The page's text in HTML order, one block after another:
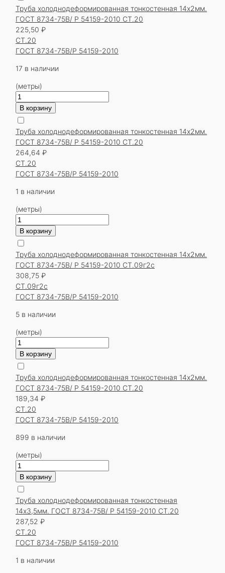
холоднодеформированная
тонкостенная
14х2,5мм.
ГОСТ
8734-
Р
2010
СТ.20
Труба холоднодеформированная тонкостенная 14х2мм.
ГОСТ 8734-75В/ Р 54159-2010 СТ.20
225,50 ₽
СТ.20
ГОСТ 8734-75В/Р 54159-2010
17 в наличии
(метры)
Количество
товара
Труба
холоднодеформированная
тонкостенная
14х2мм.
ГОСТ
8734-
Р
2010
СТ.20
В корзину
Труба холоднодеформированная тонкостенная 14х2мм.
ГОСТ 8734-75В/ Р 54159-2010 СТ.20
264,64 ₽
СТ.20
ГОСТ 8734-75В/Р 54159-2010
1 в наличии
(метры)
Количество
товара
Труба
холоднодеформированная
тонкостенная
14х2мм.
ГОСТ
8734-
Р
2010
СТ.20
В корзину
Труба холоднодеформированная тонкостенная 14х2мм.
ГОСТ 8734-75В/ Р 54159-2010 СТ.09г2с
308,75 ₽
СТ.09г2с
ГОСТ 8734-75В/Р 54159-2010
5 в наличии
(метры)
Количество
товара
Труба
холоднодеформированная
тонкостенная
14х2мм.
ГОСТ
8734-
Р
2010
СТ.09г2с
В корзину
Труба холоднодеформированная тонкостенная 14х2мм.
ГОСТ 8734-75В/ Р 54159-2010 СТ.20
189,34 ₽
СТ.20
ГОСТ 8734-75В/Р 54159-2010
899 в наличии
(метры)
Количество
товара
Труба
холоднодеформированная
тонкостенная
14х2мм.
ГОСТ
8734-
Р
В корзину
Труба холоднодеформированная тонкостенная
14х3,5мм. ГОСТ 8734-75В/ Р 54159-2010 СТ.20
287,52 ₽
СТ.20
ГОСТ 8734-75В/Р 54159-2010
1 в наличии